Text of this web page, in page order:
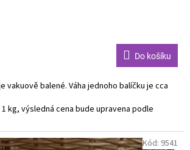
Do košíku
vakuově balené. Váha jednoho balíčku je cca
kg, výsledná cena bude upravena podle
balení.
Kód: 9541